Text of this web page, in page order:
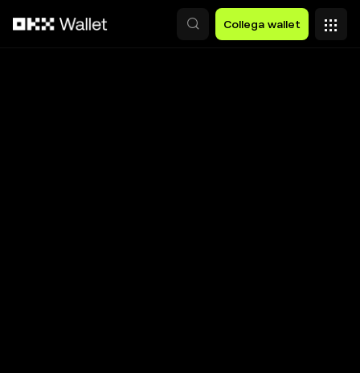
Collega wallet